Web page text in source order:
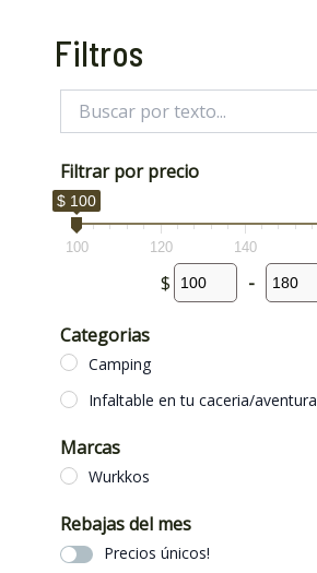
Filtros
Filtrar por precio
$ 100
100 120 140
$ -
Categorias
Camping
Infaltable en tu caceria/aventura
Marcas
Wurkkos
Rebajas del mes
Precios únicos!